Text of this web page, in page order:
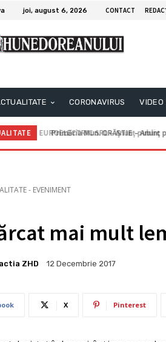
joi, august 6, 2026 CONTACT
CORONAVIRUS VIDEO
Primăria Mun. ORĂȘTIE – Anunţ
- EVENIMENT
mai mult
ZHD 12 Decembrie 2017
X Pinterest